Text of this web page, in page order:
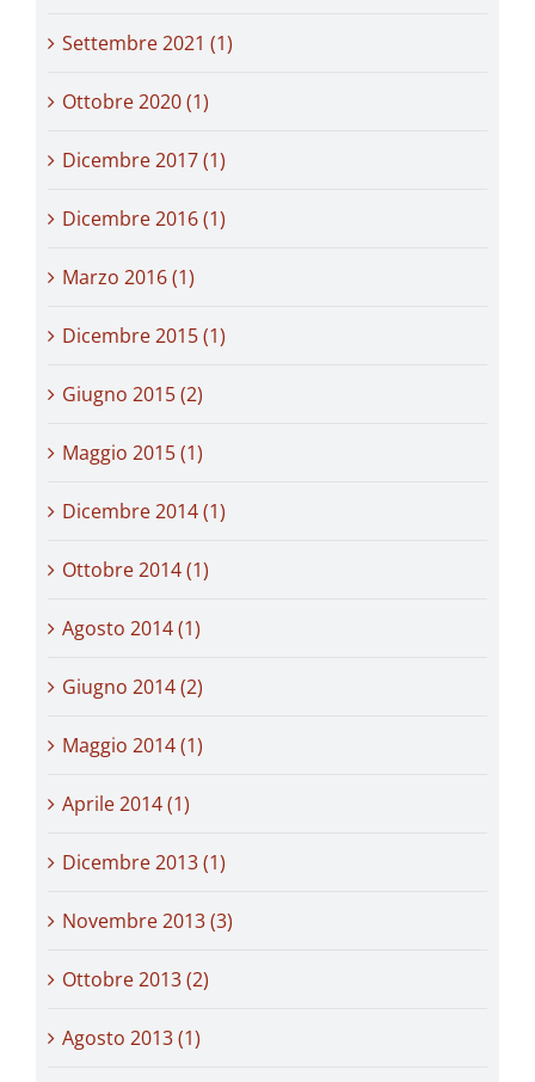
Settembre 2021 (1)
Ottobre 2020 (1)
Dicembre 2017 (1)
Dicembre 2016 (1)
Marzo 2016 (1)
Dicembre 2015 (1)
Giugno 2015 (2)
Maggio 2015 (1)
Dicembre 2014 (1)
Ottobre 2014 (1)
Agosto 2014 (1)
Giugno 2014 (2)
Maggio 2014 (1)
Aprile 2014 (1)
Dicembre 2013 (1)
Novembre 2013 (3)
Ottobre 2013 (2)
Agosto 2013 (1)